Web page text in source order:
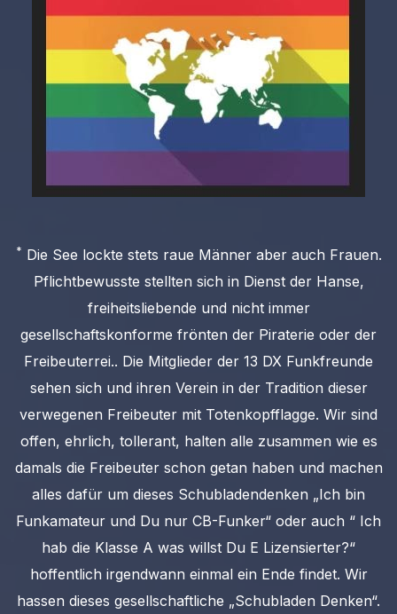
* Die See lockte stets raue Männer aber auch Frauen.
Pflichtbewusste stellten sich in Dienst der Hanse,
freiheitsliebende und nicht immer
gesellschaftskonforme frönten der Piraterie oder der
Freibeuterrei.. Die Mitglieder der 13 DX Funkfreunde
sehen sich und ihren Verein in der Tradition dieser
verwegenen Freibeuter mit Totenkopfflagge. Wir sind
offen, ehrlich, tollerant, halten alle zusammen wie es
damals die Freibeuter schon getan haben und machen
alles dafür um dieses Schubladendenken „Ich bin
Funkamateur und Du nur CB-Funker“ oder auch “ Ich
hab die Klasse A was willst Du E Lizensierter?“
hoffentlich irgendwann einmal ein Ende findet. Wir
hassen dieses gesellschaftliche „Schubladen Denken“.